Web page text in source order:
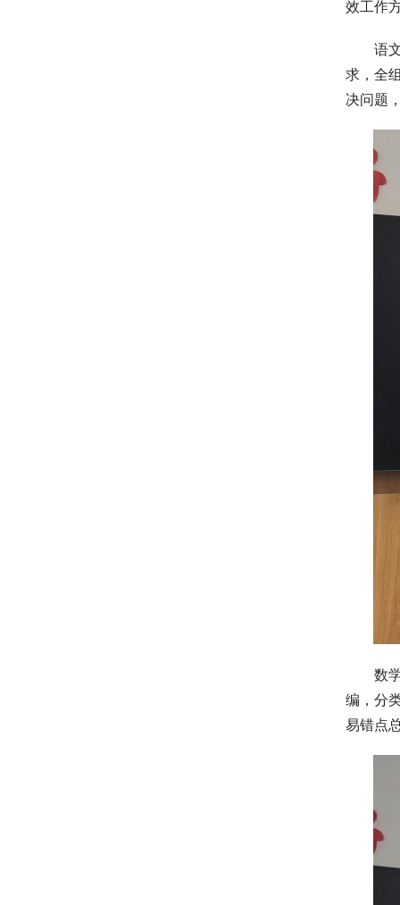
效工作
语
求，全
决问题
数
编，分
易错点